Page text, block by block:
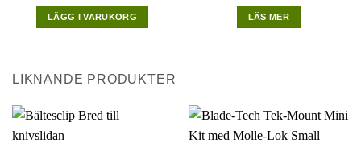
LÄGG I VARUKORG LÄS MER
LIKNANDE PRODUKTER